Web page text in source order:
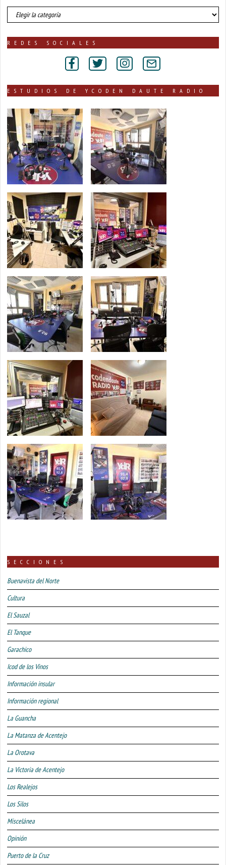
número
de
publicadas
REDES SOCIALES
ESTUDIOS DE YCODEN DAUTE RADIO
SECCIONES
Buenavista del Norte
Cultura
El Sauzal
El Tanque
Garachico
Icod de los Vinos
Información insular
Información regional
La Guancha
La Matanza de Acentejo
La Orotava
La Victoria de Acentejo
Los Realejos
Los Silos
Miscelánea
Opinión
Puerto de la Cruz